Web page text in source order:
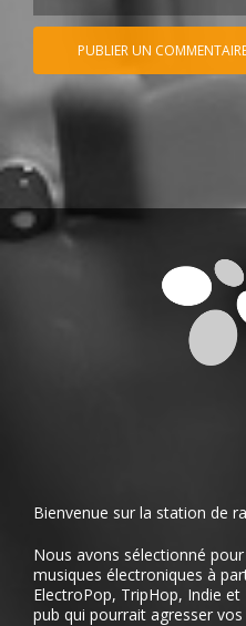
Bienvenue sur la station de
Nous avons sélectionné
musiques électroniques à
ElectroPop, TripHop, Indie
pub qui pourrait agresser vos